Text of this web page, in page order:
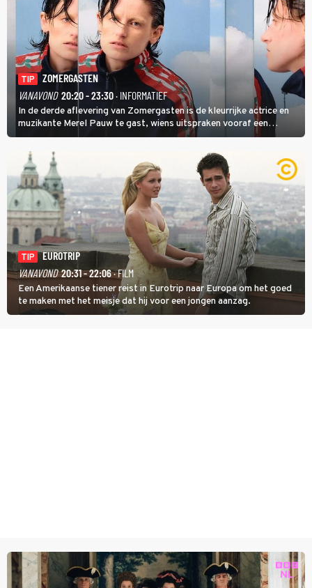
TIP
ZOMERGASTEN
VANAVOND 20:20 - 23:30· INFORMATIEF
In de derde aflevering van Zomergasten is de kleurrijke actrice en
muzikante Merel Pauw te gast, wiens uitspraken vooraf een
boeiende avond beloven: 'Mijn ideale televisieavond is zoals mijn
identiteit: grenzeloos, absurd en vol angsten'.
TIP
EUROTRIP
VANAVOND 20:31 - 22:06· FILM
Een Amerikaanse tiener reist in Eurotrip naar Europa om het goed
te maken met het meisje dat hij voor een jongen aanzag.